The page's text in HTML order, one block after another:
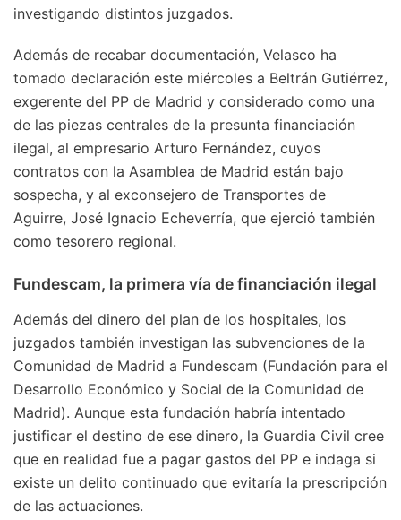
investigando distintos juzgados.
Además de recabar documentación, Velasco ha
tomado declaración este miércoles a Beltrán Gutiérrez,
exgerente del PP de Madrid y considerado como una
de las piezas centrales de la presunta financiación
ilegal, al empresario Arturo Fernández, cuyos
contratos con la Asamblea de Madrid están bajo
sospecha, y al exconsejero de Transportes de
Aguirre, José Ignacio Echeverría, que ejerció también
como tesorero regional.
Fundescam, la primera vía de financiación ilegal
Además del dinero del plan de los hospitales, los
juzgados también investigan las subvenciones de la
Comunidad de Madrid a Fundescam (Fundación para el
Desarrollo Económico y Social de la Comunidad de
Madrid). Aunque esta fundación habría intentado
justificar el destino de ese dinero, la Guardia Civil cree
que en realidad fue a pagar gastos del PP e indaga si
existe un delito continuado que evitaría la prescripción
de las actuaciones.